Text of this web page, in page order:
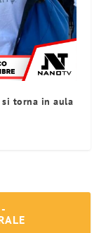
si torna in aula